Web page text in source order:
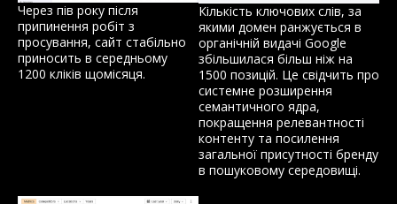
Через пів року після
припинення робіт з
просування, сайт стабільно
приносить в середньому
1200 кліків щомісяця.
Кількість ключових слів, за
якими домен ранжується в
органічній видачі Google
збільшилася більш ніж на
1500 позицій. Це свідчить про
системне розширення
семантичного ядра,
покращення релевантності
контенту та посилення
загальної присутності бренду
в пошуковому середовищі.